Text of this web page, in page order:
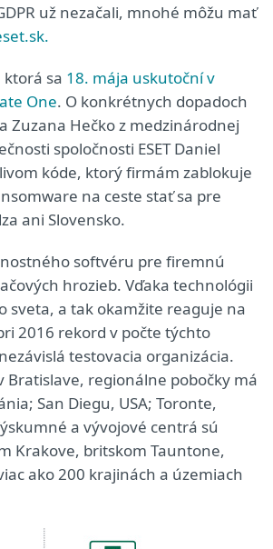
už nezačali, mnohé môžu mať
ktorá sa 18. mája uskutoční v
One. O konkrétnych dopadoch
Zuzana Hečko z medzinárodnej
spoločnosti ESET Daniel
kóde, ktorý firmám zablokuje
na ceste stať sa pre
ani Slovensko.
softvéru pre firemnú
hrozieb. Vďaka technológii
sveta, a tak okamžite reaguje na
2016 rekord v počte týchto
testovacia organizácia.
Bratislave, regionálne pobočky má
San Diegu, USA; Toronte,
a vývojové centrá sú
Krakove, britskom Tauntone,
ako 200 krajinách a územiach